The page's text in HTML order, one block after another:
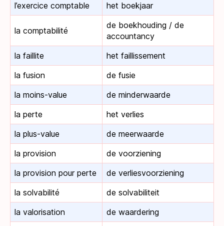
l’exercice comptable
het boekjaar
la comptabilité
de boekhouding / de
accountancy
la faillite
het faillissement
la fusion
de fusie
la moins-value
de minderwaarde
la perte
het verlies
la plus-value
de meerwaarde
la provision
de voorziening
la provision pour perte
de verliesvoorziening
la solvabilité
de solvabiliteit
la valorisation
de waardering